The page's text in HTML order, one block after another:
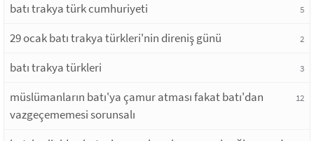
batı trakya türk cumhuriyeti 5
29 ocak batı trakya türkleri'nin direniş günü 2
batı trakya türkleri 3
müslümanların batı'ya çamur atması fakat batı'dan
vazgeçememesi sorunsalı
12